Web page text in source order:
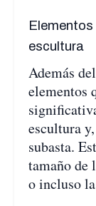
Elementos
escultura
Además
elementos
escultura
subasta.
tamaño de
o incluso